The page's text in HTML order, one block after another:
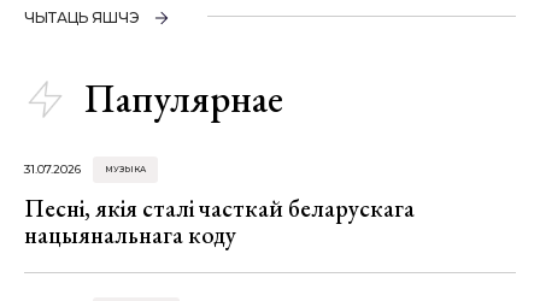
ЧЫТАЦЬ ЯШЧЭ
Папулярнае
31.07.2026 МУЗЫКА
Песні, якія сталі часткай беларускага
нацыянальнага коду